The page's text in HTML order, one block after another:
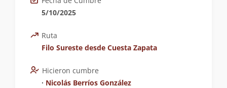
5/10/2025
Ruta
Filo Sureste desde Cuesta Zapata
Hicieron cumbre
∙ Nicolás Berríos González